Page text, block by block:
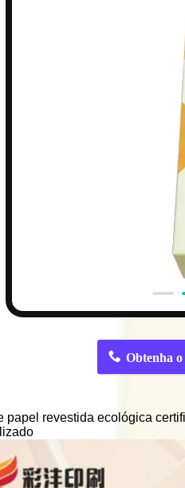
Obtenha
papel revestida ecológica